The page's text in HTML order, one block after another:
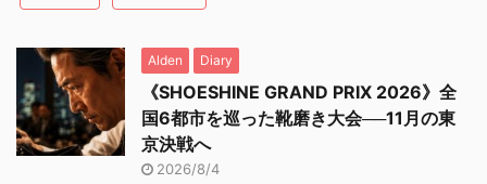
Alden Diary
《SHOESHINE GRAND PRIX 2026》全
国6都市を巡った靴磨き大会──11月の東
京決戦へ
2026/8/4